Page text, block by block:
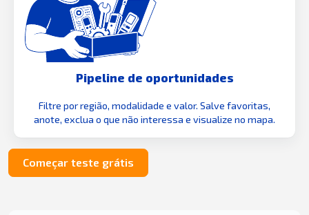
Pipeline de oportunidades
Filtre por região, modalidade e valor. Salve favoritas,
anote, exclua o que não interessa e visualize no mapa.
Começar teste grátis